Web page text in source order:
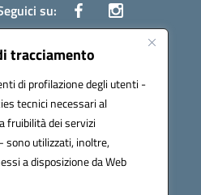
tracciamento
di profilazione degli utenti -
tecnici necessari al
fruibilità dei servizi
sono utilizzati, inoltre,
a disposizione da Web
su: